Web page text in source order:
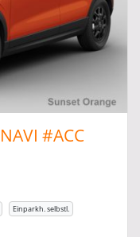
#ACC
Einparkh. selbstl.